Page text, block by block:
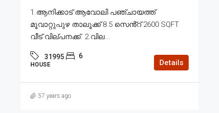
1.ആനിക്കാട് ആവോലി പഞ്ചായത്ത്
മൂവാറ്റുപുഴ താലൂക്ക് 8.5 സെൻ്റ് 2600 SQFT
വീട് വില്പനക്ക്. 2.വില...
31995 6
HOUSE Details
57 years ago